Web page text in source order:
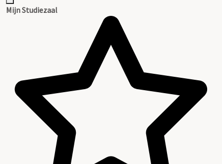
Mijn Studiezaal